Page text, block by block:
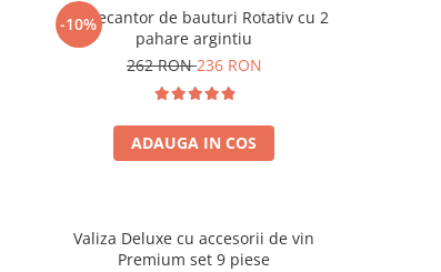
-10%
Set Decantor de bauturi Rotativ cu 2
pahare argintiu
262 RON236 RON
ADAUGA IN COS
Valiza Deluxe cu accesorii de vin
Premium set 9 piese